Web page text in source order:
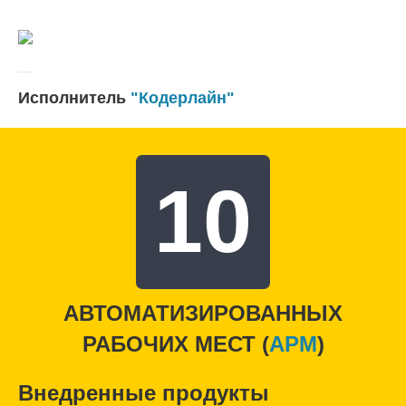
Исполнитель "Кодерлайн"
10
АВТОМАТИЗИРОВАННЫХ
РАБОЧИХ МЕСТ (APM)
Внедренные продукты